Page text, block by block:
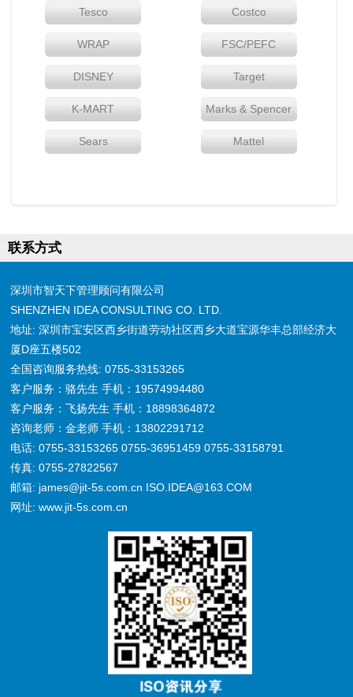
Tesco Costco
WRAP FSC/PEFC
DISNEY Target
K-MART Marks & Spencer
Sears Mattel
联系方式
深圳市智天下管理顾问有限公司
SHENZHEN IDEA CONSULTING CO. LTD.
地址: 深圳市宝安区西乡街道劳动社区西乡大道宝源华丰总部经济大
厦D座五楼502
全国咨询服务热线: 0755-33153265
客户服务：骆先生 手机：19574994480
客户服务：飞扬先生 手机：18898364872
咨询老师：金老师 手机：13802291712
电话: 0755-33153265 0755-36951459 0755-33158791
传真: 0755-27822567
邮箱: james@jit-5s.com.cn ISO.IDEA@163.COM
网址: www.jit-5s.com.cn